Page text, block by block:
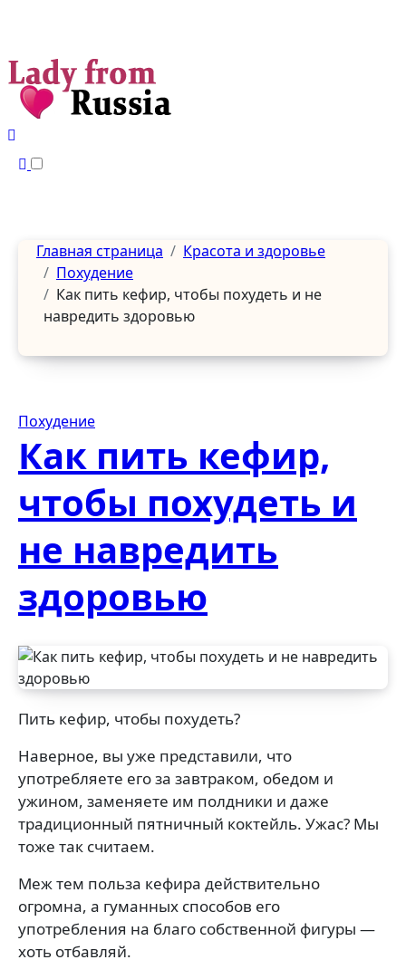
Главная страница
Красота и здоровье
Похудение
Как пить кефир, чтобы похудеть и не
навредить здоровью
Похудение
Как пить кефир,
чтобы похудеть и
не навредить
здоровью
Пить кефир, чтобы похудеть?
Наверное, вы уже представили, что
употребляете его за завтраком, обедом и
ужином, заменяете им полдники и даже
традиционный пятничный коктейль. Ужас? Мы
тоже так считаем.
Меж тем польза кефира действительно
огромна, а гуманных способов его
употребления на благо собственной фигуры —
хоть отбавляй.